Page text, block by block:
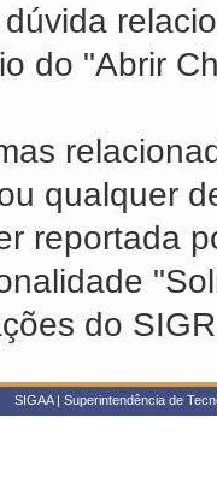
do "Abrir
qualquer
reportada
do
SIGAA | Superintendência de